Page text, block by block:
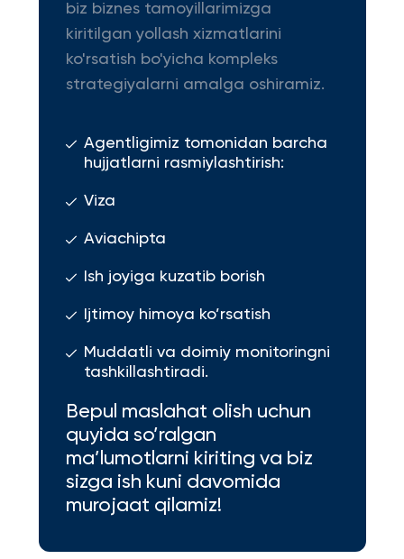
biz biznes tamoyillarimizga
kiritilgan yollash xizmatlarini
ko'rsatish bo'yicha kompleks
strategiyalarni amalga oshiramiz.
Agentligimiz tomonidan barcha
hujjatlarni rasmiylashtirish:
Viza
Aviachipta
Ish joyiga kuzatib borish
Ijtimoy himoya ko’rsatish
Muddatli va doimiy monitoringni
tashkillashtiradi.
Bepul maslahat olish uchun
quyida so’ralgan
ma’lumotlarni kiriting va biz
sizga ish kuni davomida
murojaat qilamiz!